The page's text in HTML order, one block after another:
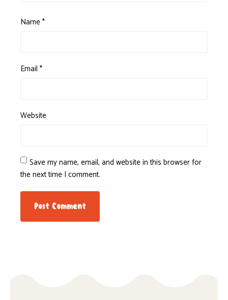
Name*
Email *
Website
Save my name, email, and website in this browser for
the next time I comment.